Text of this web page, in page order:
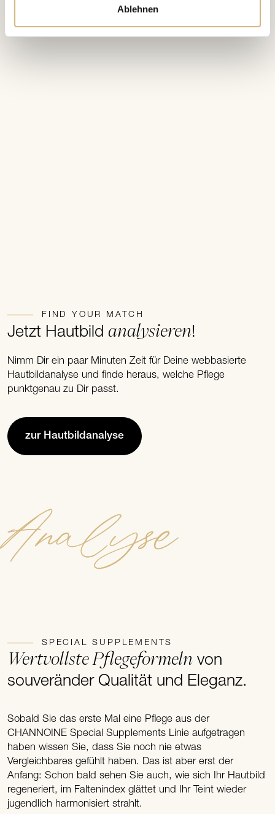
Ablehnen
FIND YOUR MATCH
Jetzt Hautbildanalysieren!
Nimm Dir ein paar Minuten Zeit für Deine webbasierte
Hautbildanalyse und finde heraus, welche Pflege
punktgenau zu Dir passt.
zur Hautbildanalyse
Analyse
SPECIAL SUPPLEMENTS
Wertvollste Pflegeformeln von
souveränder Qualität und Eleganz.
Sobald Sie das erste Mal eine Pflege aus der
CHANNOINE Special Supplements Linie aufgetragen
haben wissen Sie, dass Sie noch nie etwas
Vergleichbares gefühlt haben. Das ist aber erst der
Anfang: Schon bald sehen Sie auch, wie sich Ihr Hautbild
regeneriert, im Faltenindex glättet und Ihr Teint wieder
jugendlich harmonisiert strahlt.